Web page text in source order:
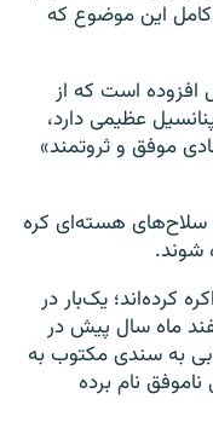
کامل این موضوع که
افزوده است که از
عظیمی دارد،
موفق و ثروتمند»
سلاح‌های هسته‌ای کره
شوند.
کرده‌اند؛ یک‌بار در
ماه سال پیش در
به سندی مکتوب به
نام برده